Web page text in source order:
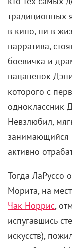
нарратива,
боевичка и
пацаненок
которого с
одноклассник
Невзлюбил,
занимающийся
активно
Тогда ЛаРуссо
Морита, на
испугавшись
искусств),
единоборств.
честному
Все остальное,